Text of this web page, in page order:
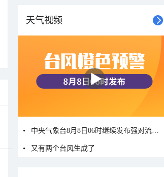
天气视频
又有两个台风生成了